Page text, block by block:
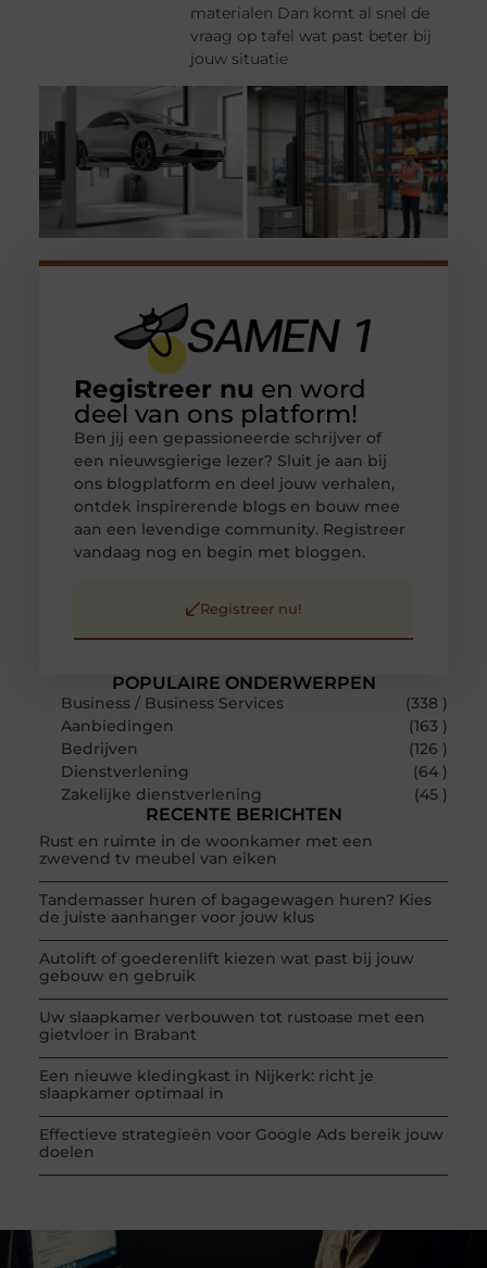
materialen Dan komt al snel de
vraag op tafel wat past beter bij
jouw situatie
POPULAIRE ONDERWERPEN
Business / Business Services
(338 )
Aanbiedingen
(163 )
Bedrijven
(126 )
Dienstverlening
(64 )
Zakelijke dienstverlening
(45 )
RECENTE BERICHTEN
Rust en ruimte in de woonkamer met een
zwevend tv meubel van eiken
Tandemasser huren of bagagewagen huren? Kies
de juiste aanhanger voor jouw klus
Autolift of goederenlift kiezen wat past bij jouw
gebouw en gebruik
Uw slaapkamer verbouwen tot rustoase met een
gietvloer in Brabant
Een nieuwe kledingkast in Nijkerk: richt je
slaapkamer optimaal in
Effectieve strategieën voor Google Ads bereik jouw
doelen
Registreer nu en word
deel van ons platform!
Ben jij een gepassioneerde schrijver of
een nieuwsgierige lezer? Sluit je aan bij
ons blogplatform en deel jouw verhalen,
ontdek inspirerende blogs en bouw mee
aan een levendige community. Registreer
vandaag nog en begin met bloggen.
Registreer nu!